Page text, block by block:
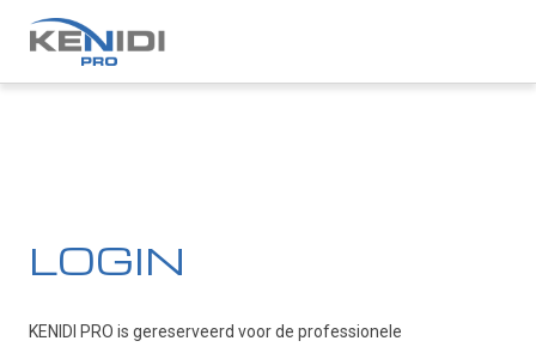
LOGIN
KENIDI PRO is gereserveerd voor de professionele